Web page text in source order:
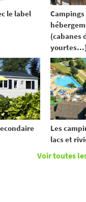
le label
Campings
(cabanes
yourtes...)
Les
lacs et
Voir toutes